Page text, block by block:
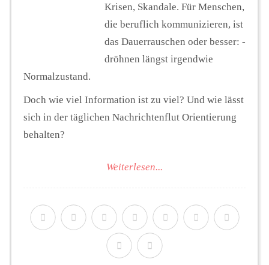
Krisen, Skandale. Für Menschen,
die beruflich kommunizieren, ist
das Dauerrauschen oder besser: -
dröhnen längst irgendwie
Normalzustand.
Doch wie viel Information ist zu viel? Und wie lässt
sich in der täglichen Nachrichtenflut Orientierung
behalten?
Weiterlesen...